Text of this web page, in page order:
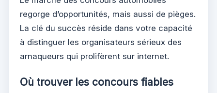
regorge d’opportunités, mais aussi de pièges.
La clé du succès réside dans votre capacité
à distinguer les organisateurs sérieux des
arnaqueurs qui prolifèrent sur internet.
Où trouver les concours fiables